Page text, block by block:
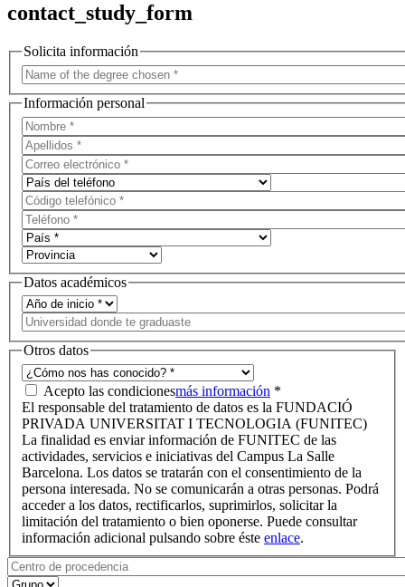
contact_study_form
Solicita información
Información personal
Datos académicos
Otros datos
Acepto las condicionesmás información *
El responsable del tratamiento de datos es la FUNDACIÓ
PRIVADA UNIVERSITAT I TECNOLOGIA (FUNITEC)
La finalidad es enviar información de FUNITEC de las
actividades, servicios e iniciativas del Campus La Salle
Barcelona. Los datos se tratarán con el consentimiento de la
persona interesada. No se comunicarán a otras personas. Podrá
acceder a los datos, rectificarlos, suprimirlos, solicitar la
limitación del tratamiento o bien oponerse. Puede consultar
información adicional pulsando sobre éste enlace.